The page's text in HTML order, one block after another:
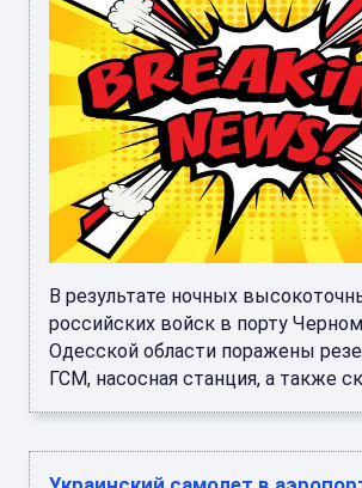
В результате ночных
российских войск в порту
Одесской области поражены
ГСМ, насосная станция, а также ск